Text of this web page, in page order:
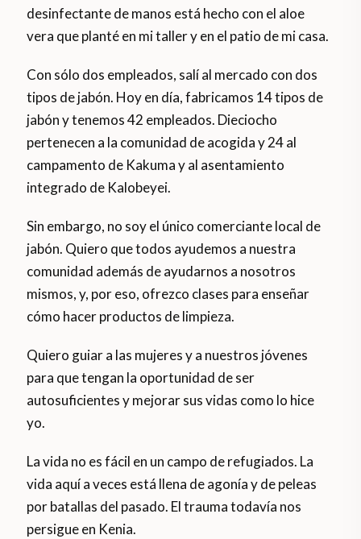
desinfectante de manos está hecho con el aloe
vera que planté en mi taller y en el patio de mi casa.
Con sólo dos empleados, salí al mercado con dos
tipos de jabón. Hoy en día, fabricamos 14 tipos de
jabón y tenemos 42 empleados. Dieciocho
pertenecen a la comunidad de acogida y 24 al
campamento de Kakuma y al asentamiento
integrado de Kalobeyei.
Sin embargo, no soy el único comerciante local de
jabón. Quiero que todos ayudemos a nuestra
comunidad además de ayudarnos a nosotros
mismos, y, por eso, ofrezco clases para enseñar
cómo hacer productos de limpieza.
Quiero guiar a las mujeres y a nuestros jóvenes
para que tengan la oportunidad de ser
autosuficientes y mejorar sus vidas como lo hice
yo.
La vida no es fácil en un campo de refugiados. La
vida aquí a veces está llena de agonía y de peleas
por batallas del pasado. El trauma todavía nos
persigue en Kenia.